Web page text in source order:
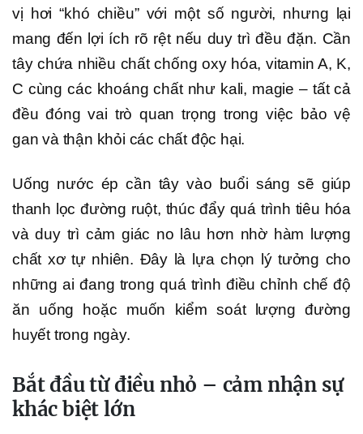
vị hơi “khó chiều” với một số người, nhưng lại
mang đến lợi ích rõ rệt nếu duy trì đều đặn. Cần
tây chứa nhiều chất chống oxy hóa, vitamin A, K,
C cùng các khoáng chất như kali, magie – tất cả
đều đóng vai trò quan trọng trong việc bảo vệ
gan và thận khỏi các chất độc hại.
Uống nước ép cần tây vào buổi sáng sẽ giúp
thanh lọc đường ruột, thúc đẩy quá trình tiêu hóa
và duy trì cảm giác no lâu hơn nhờ hàm lượng
chất xơ tự nhiên. Đây là lựa chọn lý tưởng cho
những ai đang trong quá trình điều chỉnh chế độ
ăn uống hoặc muốn kiểm soát lượng đường
huyết trong ngày.
Bắt đầu từ điều nhỏ – cảm nhận sự
khác biệt lớn